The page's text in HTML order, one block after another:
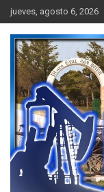
Skip
to
content
jueves, agosto 6, 2026